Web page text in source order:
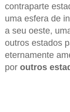
contraparte
uma esfera de
a seu oeste,
outros estados
eternamente
por outros